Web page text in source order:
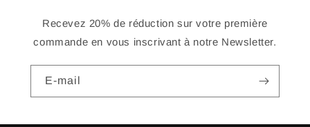
Recevez 20% de réduction sur votre première
commande en vous inscrivant à notre Newsletter.
E-mail